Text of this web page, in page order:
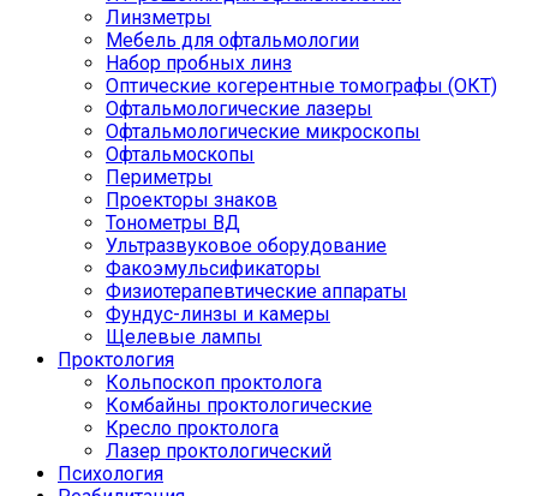
Линзметры
Мебель для офтальмологии
Набор пробных линз
Оптические когерентные томографы (ОКТ)
Офтальмологические лазеры
Офтальмологические микроскопы
Офтальмоскопы
Периметры
Проекторы знаков
Тонометры ВД
Ультразвуковое оборудование
Факоэмульсификаторы
Физиотерапевтические аппараты
Фундус-линзы и камеры
Щелевые лампы
Проктология
Кольпоскоп проктолога
Комбайны проктологические
Кресло проктолога
Лазер проктологический
Психология